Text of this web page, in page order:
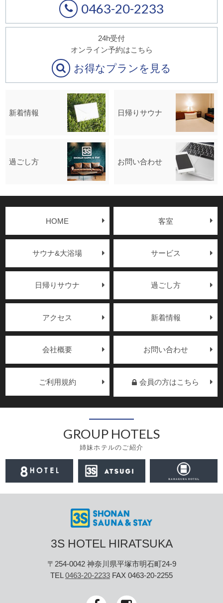
0463-20-2233
24h受付
オンライン予約はこちら
お得なプランを見る
新着情報 日帰りサウナ
過ごし方 お問い合わせ
HOME 客室
サウナ&大浴場 サービス
日帰りサウナ 過ごし方
アクセス 新着情報
会社概要 お問い合わせ
ご利用規約 会員の方はこちら
GROUP HOTELS
姉妹ホテルのご紹介
3S HOTEL HIRATSUKA
〒254-0042 神奈川県平塚市明石町24-9
TEL 0463-20-2233 FAX 0463-20-2255